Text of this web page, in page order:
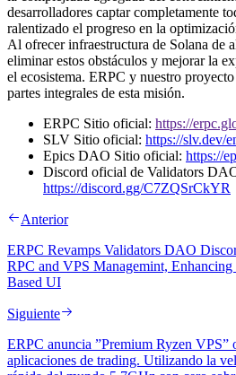
desarrolladores captar completamente
ralentizado el progreso en la
Al ofrecer infraestructura de Solana de
eliminar estos obstáculos y mejorar la
el ecosistema. ERPC y nuestro
partes integrales de esta misión.
ERPC Sitio oficial: https://
SLV Sitio oficial: https://slv.dev/
Epics DAO Sitio oficial: https://
Discord oficial de Validators
https://discord.gg/C7ZQSrCkYR
Anterior
ERPC Revamps Validators DAO
RPC and VPS Managemint,
Based UI
Siguiente
ERPC anuncia ”Premium Ryzen VPS”
aplicaciones de trading. Utilizando la